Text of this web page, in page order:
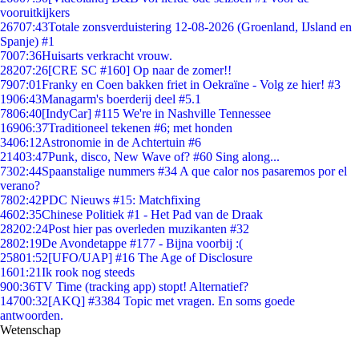
vooruitkijkers
26707:43Totale zonsverduistering 12-08-2026 (Groenland, IJsland en
Spanje) #1
7007:36Huisarts verkracht vrouw.
28207:26[CRE SC #160] Op naar de zomer!!
7907:01Franky en Coen bakken friet in Oekraïne - Volg ze hier! #3
1906:43Managarm's boerderij deel #5.1
7806:40[IndyCar] #115 We're in Nashville Tennessee
16906:37Traditioneel tekenen #6; met honden
3406:12Astronomie in de Achtertuin #6
21403:47Punk, disco, New Wave of? #60 Sing along...
7302:44Spaanstalige nummers #34 A que calor nos pasaremos por el
verano?
7802:42PDC Nieuws #15: Matchfixing
4602:35Chinese Politiek #1 - Het Pad van de Draak
28202:24Post hier pas overleden muzikanten #32
2802:19De Avondetappe #177 - Bijna voorbij :(
25801:52[UFO/UAP] #16 The Age of Disclosure
1601:21Ik rook nog steeds
900:36TV Time (tracking app) stopt! Alternatief?
14700:32[AKQ] #3384 Topic met vragen. En soms goede
antwoorden.
Wetenschap